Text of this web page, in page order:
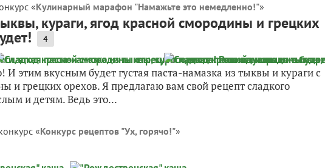
«Кулинарный марафон "Намажьте это немедленно!"»
кураги, ягод красной смородины и грецких
4
И этим вкусным будет густая паста-намазка из тыквы и кураги с
и грецких орехов. Я предлагаю вам свой рецепт сладкого
и детям. Ведь это...
«Конкурс рецептов "Ух, горячо!"»